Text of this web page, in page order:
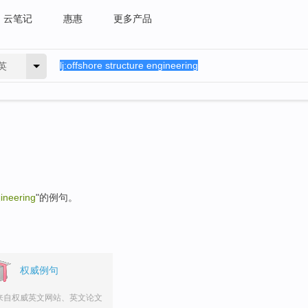
云笔记 惠惠 更多产品
"的例句。
权威例句
自权威英文网站、英文论文